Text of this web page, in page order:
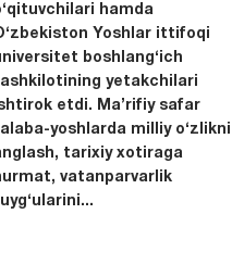
hamda
Yoshlar ittifoqi
boshlang‘ich
yetakchilari
etdi. Ma’rifiy safar
yoshlarda milliy o‘zlikni
tarixiy xotiraga
vatanparvarlik